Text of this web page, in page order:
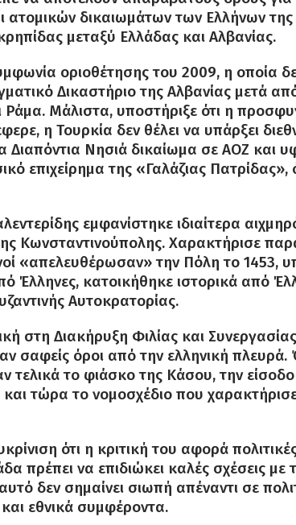
δικαιωμάτων των Ελλήνων της
μεταξύ Ελλάδας και Αλβανίας.
οριοθέτησης του 2009, η οποία
Δικαστήριο της Αλβανίας μετά
Ράμα. Μάλιστα, υποστήριξε ότι η
η Τουρκία δεν θέλει να υπάρξει
Νησιά δικαίωμα σε ΑΟΖ και
επιχείρημα της «Γαλάζιας Πατρίδας»,
εμφανίστηκε ιδιαίτερα
Κωνσταντινούπολης. Χαρακτήρισε
«απελευθέρωσαν» την Πόλη το 1453,
Έλληνες, κατοικήθηκε ιστορικά από
Αυτοκρατορίας.
στη Διακήρυξη Φιλίας και
σαφείς όροι από την ελληνική
το φιάσκο της Κάσου, την είσοδο
και τώρα το νομοσχέδιο που
ότι η κριτική του αφορά
πρέπει να επιδιώκει καλές σχέσεις με
δεν σημαίνει σιωπή απέναντι σε
εθνικά συμφέροντα.